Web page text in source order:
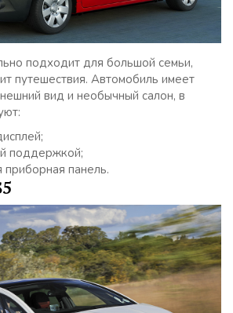
подходит для большой семьи,
путешествия. Автомобиль имеет
вид и необычный салон, в
поддержкой;
панель.